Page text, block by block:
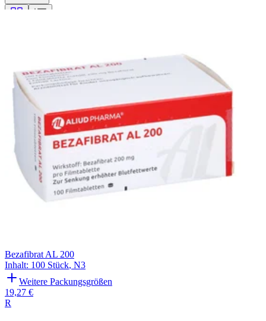
Bezafibrat AL 200
Inhalt: 100 Stück, N3
Weitere Packungsgrößen
19,27 €
R